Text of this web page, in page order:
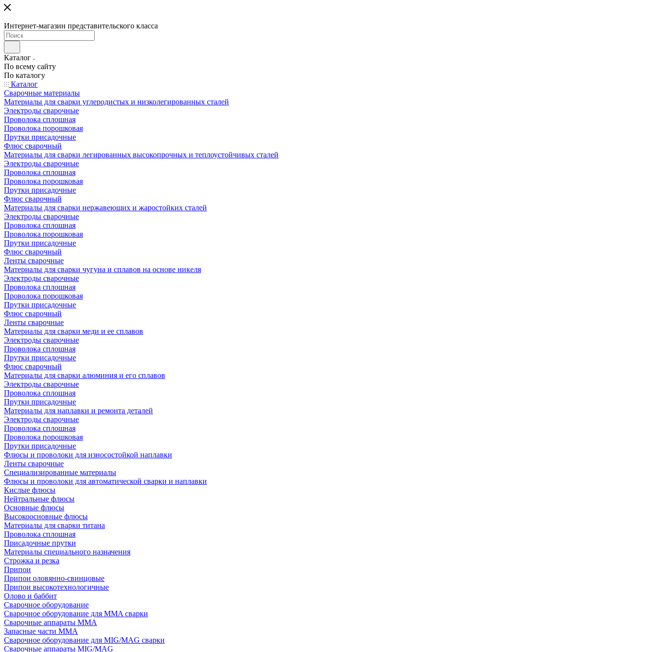
Интернет-магазин представительского класса
Каталог
По всему сайту
По каталогу
Каталог
Сварочные материалы
Материалы для сварки углеродистых и низколегированных сталей
Электроды сварочные
Проволока сплошная
Проволока порошковая
Прутки присадочные
Флюс сварочный
Материалы для сварки легированных высокопрочных и теплоустойчивых сталей
Электроды сварочные
Проволока сплошная
Проволока порошковая
Прутки присадочные
Флюс сварочный
Материалы для сварки нержавеющих и жаростойких сталей
Электроды сварочные
Проволока сплошная
Проволока порошковая
Прутки присадочные
Флюс сварочный
Ленты сварочные
Материалы для сварки чугуна и сплавов на основе никеля
Электроды сварочные
Проволока сплошная
Проволока порошковая
Прутки присадочные
Флюс сварочный
Ленты сварочные
Материалы для сварки меди и ее сплавов
Электроды сварочные
Проволока сплошная
Прутки присадочные
Флюс сварочный
Материалы для сварки алюминия и его сплавов
Электроды сварочные
Проволока сплошная
Прутки присадочные
Материалы для наплавки и ремонта деталей
Электроды сварочные
Проволока сплошная
Проволока порошковая
Прутки присадочные
Флюсы и проволоки для износостойкой наплавки
Ленты сварочные
Специализированные материалы
Флюсы и проволоки для автоматической сварки и наплавки
Кислые флюсы
Нейтральные флюсы
Основные флюсы
Высокоосновные флюсы
Материалы для сварки титана
Проволока сплошная
Присадочные прутки
Материалы специального назначения
Строжка и резка
Припои
Припои оловянно-свинцовые
Припои высокотехнологичные
Олово и баббит
Сварочное оборудование
Сварочное оборудование для MMA сварки
Сварочные аппараты MMA
Запасные части MMA
Сварочное оборудование для MIG/MAG сварки
Сварочные аппараты MIG/MAG